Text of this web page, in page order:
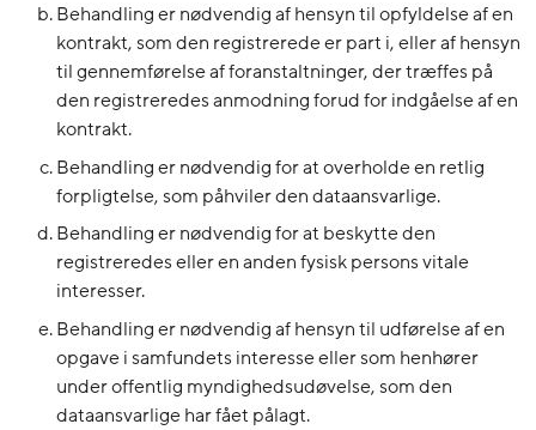
Behandling er nødvendig af hensyn til opfyldelse af en
kontrakt, som den registrerede er part i, eller af hensyn
til gennemførelse af foranstaltninger, der træffes på
den registreredes anmodning forud for indgåelse af en
kontrakt.
Behandling er nødvendig for at overholde en retlig
forpligtelse, som påhviler den dataansvarlige.
Behandling er nødvendig for at beskytte den
registreredes eller en anden fysisk persons vitale
interesser.
Behandling er nødvendig af hensyn til udførelse af en
opgave i samfundets interesse eller som henhører
under offentlig myndighedsudøvelse, som den
dataansvarlige har fået pålagt.